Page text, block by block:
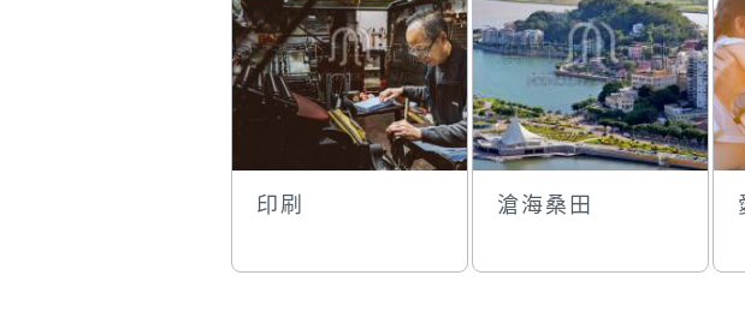
印刷 滄海桑田